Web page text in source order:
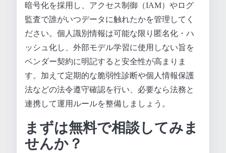
暗号化を採用し、アクセス制御（IAM）やログ
監査で誰がいつデータに触れたかを管理してく
ださい。個人識別情報は可能な限り匿名化・ハ
ッシュ化し、外部モデル学習に使用しない旨を
ベンダー契約に明記すると安全性が高まりま
す。加えて定期的な脆弱性診断や個人情報保護
法などの法令遵守確認を行い、必要なら法務と
連携して運用ルールを整備しましょう。
まずは無料で相談してみま
せんか？